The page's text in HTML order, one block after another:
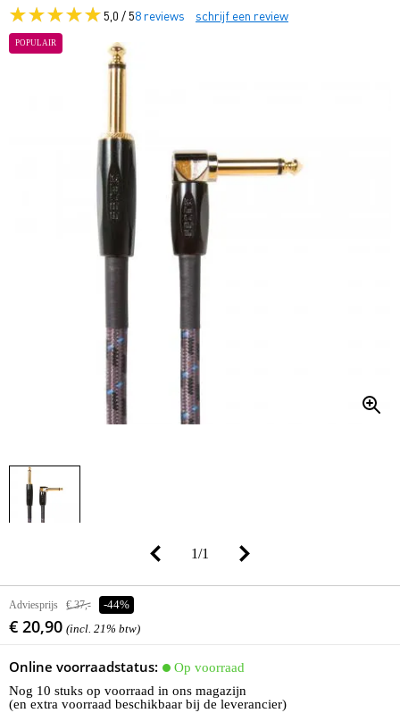
5,0 / 58 reviews schrijf een review
POPULAIR
1/1
Adviesprijs € 37,- -44%
€ 20,90 (incl. 21% btw)
Online voorraadstatus:
Op voorraad
Nog 10 stuks op voorraad in ons magazijn
(en extra voorraad beschikbaar bij de leverancier)